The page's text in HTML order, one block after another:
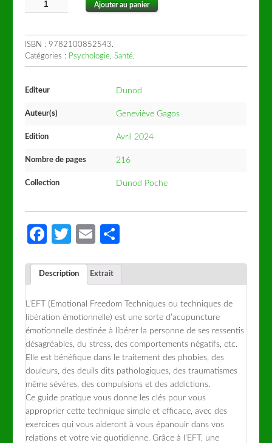
Ajouter au panier
ISBN : 9782100852543.
Catégories : Psychologie,Santé.
Editeur Dunod
Auteur(s) Geneviève Gagos
Edition Avril 2024
Nombre de pages 216
Collection Dunod Poche
Facebook
Twitter
Email
Description Extrait
L’EFT (Emotional Freedom Techniques ou techniques de
libération émotionnelle) est une sorte d’acupuncture
émotionnelle destinée à libérer la personne de ses ressentis
désagréables, du stress, des comportements négatifs, etc.
Elle est bénéfique dans le traitement des phobies, des
douleurs, des deuils dits pathologiques, des traumatismes
même sévères, des compulsions et des addictions.
Ce guide pratique vous donne les clés pour vous
approprier cette technique simple et efficace, avec des
exercices qui vous aideront à vous épanouir dans vos
relations et votre vie quotidienne. Grâce à l’EFT, une